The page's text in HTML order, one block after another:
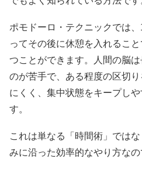
ポモドーロ・テクニックでは
ってその後に休憩を入れるこ
つことができます。人間の脳
のが苦手で、ある程度の区切
にくく、集中状態をキープし
す。
これは単なる「時間術」では
みに沿った効率的なやり方なの